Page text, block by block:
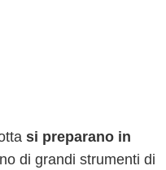
si preparano in
di grandi strumenti di